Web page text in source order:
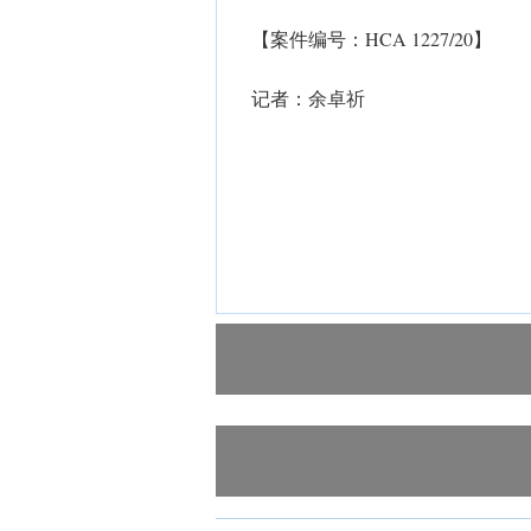
【案件编号：HCA 1227/20】
记者：余卓祈